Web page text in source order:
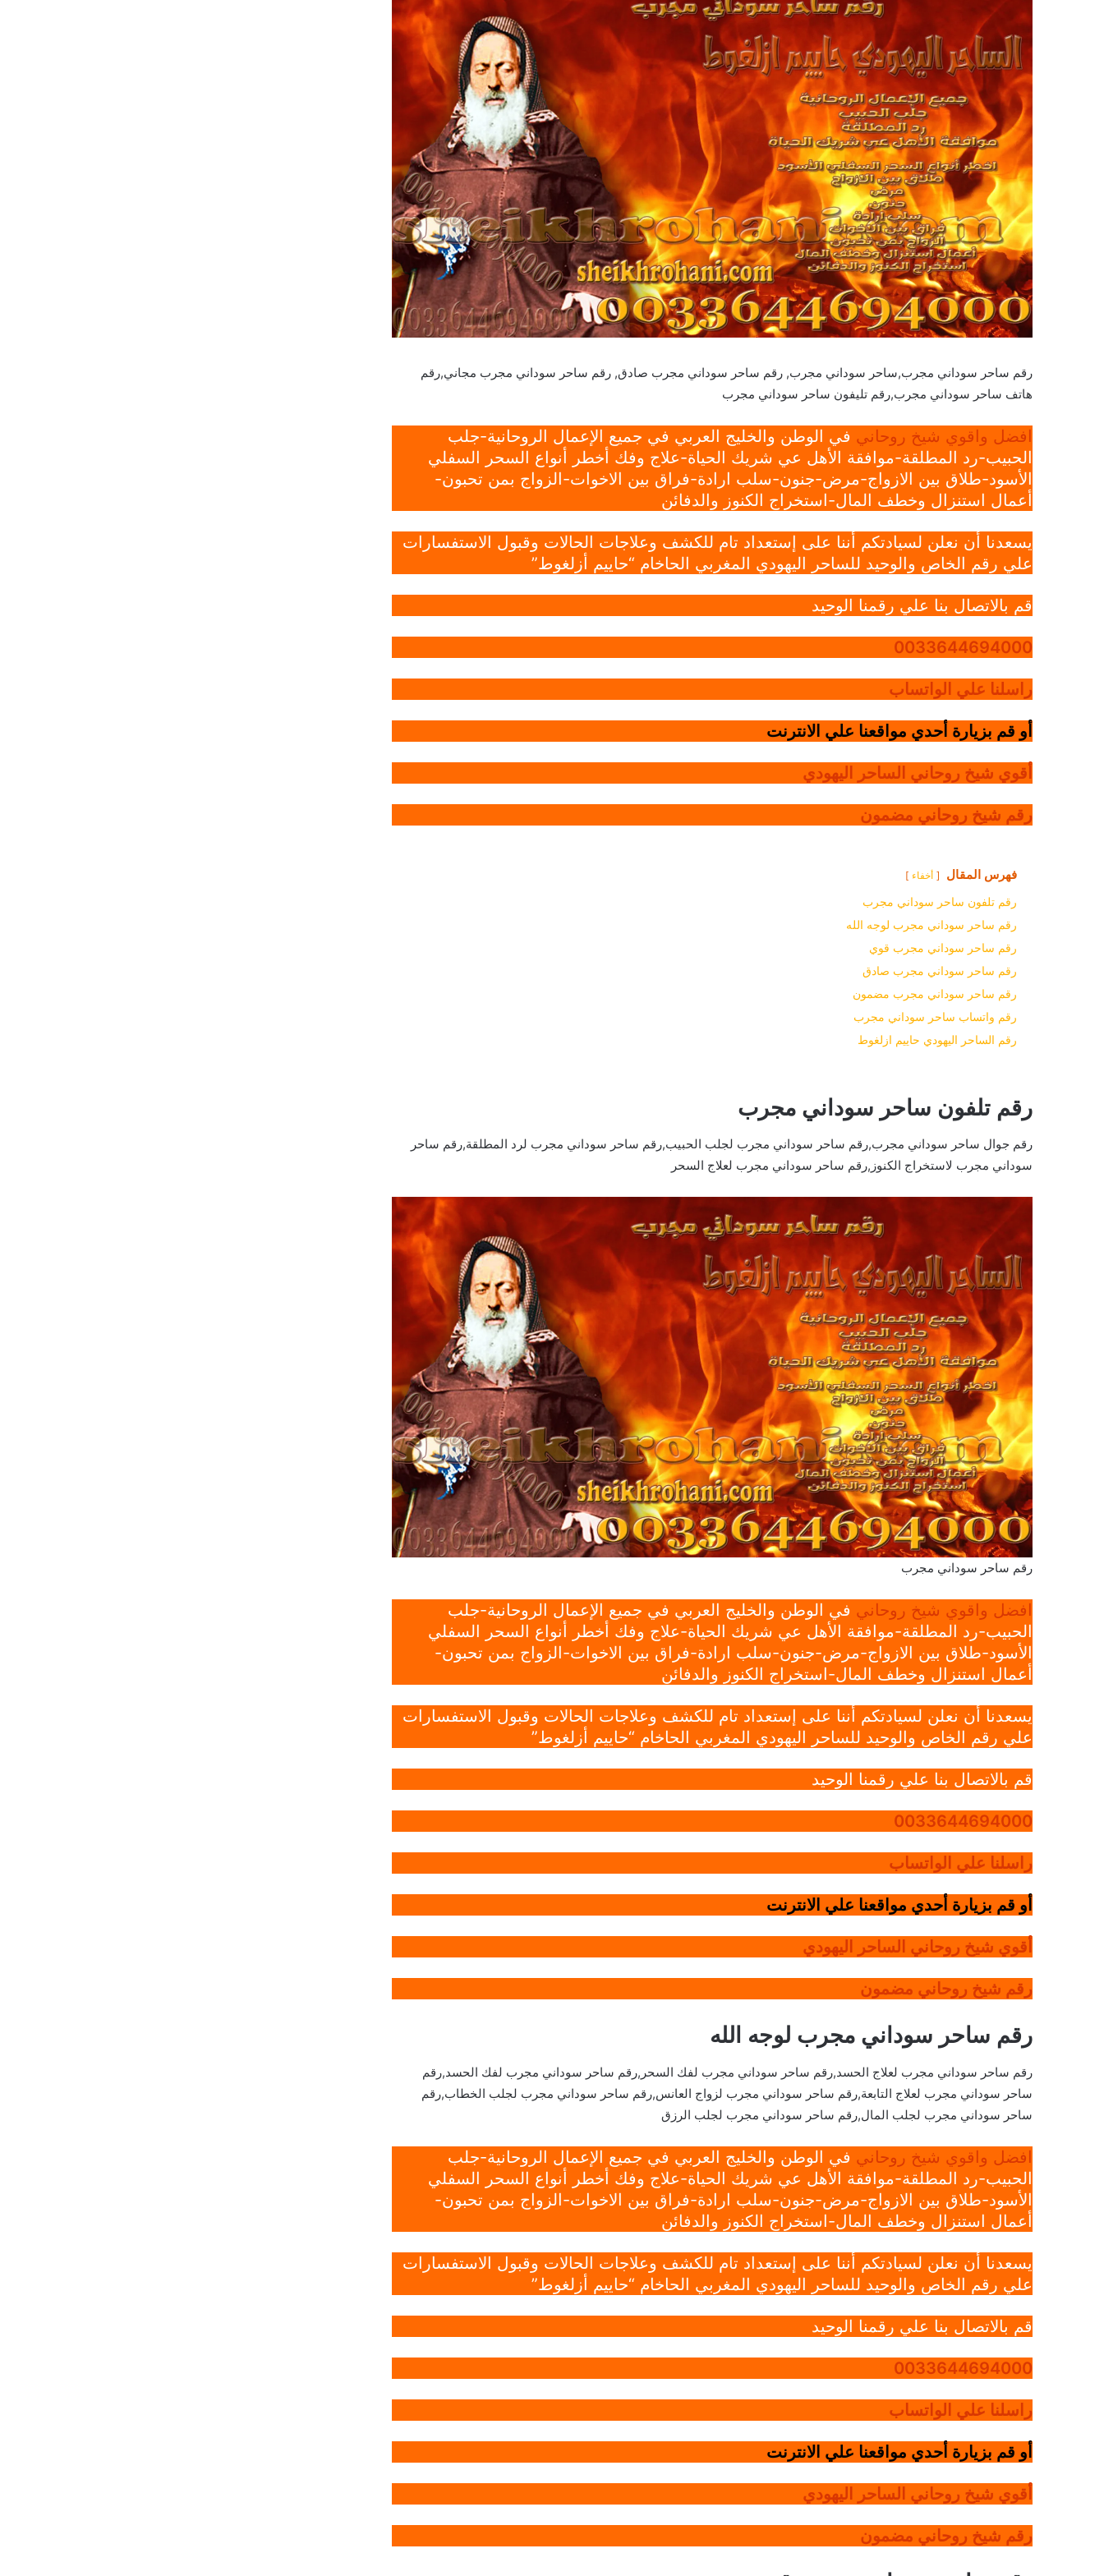
رقم ساحر سوداني مجرب,ساحر سوداني مجرب, رقم ساحر سوداني مجرب صادق, رقم ساحر سوداني مجرب مجاني,رقم
هاتف ساحر سوداني مجرب,رقم تليفون ساحر سوداني مجرب
افضل واقوي شيخ روحاني في الوطن والخليج العربي في جميع الإعمال الروحانية-جلب
الحبيب-رد المطلقة-موافقة الأهل عي شريك الحياة-علاج وفك أخطر أنواع السحر السفلي
الأسود-طلاق بين الازواج-مرض-جنون-سلب ارادة-فراق بين الاخوات-الزواج بمن تحبون-
أعمال استنزال وخطف المال-استخراج الكنوز والدفائن
يسعدنا أن نعلن لسيادتكم أننا على إستعداد تام للكشف وعلاجات الحالات وقبول الاستفسارات
علي رقم الخاص والوحيد للساحر اليهودي المغربي الحاخام “حاييم أزلغوط”
قم بالاتصال بنا علي رقمنا الوحيد
0033644694000
راسلنا علي الواتساب
أو قم بزيارة أحدي مواقعنا علي الانترنت
أقوي شيخ روحاني الساحر اليهودي
رقم شيخ روحاني مضمون
فهرس المقال أخفاء
رقم تلفون ساحر سوداني مجرب
رقم ساحر سوداني مجرب لوجه الله
رقم ساحر سوداني مجرب قوي
رقم ساحر سوداني مجرب صادق
رقم ساحر سوداني مجرب مضمون
رقم واتساب ساحر سوداني مجرب
رقم الساحر اليهودي حاييم ازلغوط
رقم تلفون ساحر سوداني مجرب
رقم جوال ساحر سوداني مجرب,رقم ساحر سوداني مجرب لجلب الحبيب,رقم ساحر سوداني مجرب لرد المطلقة,رقم ساحر
سوداني مجرب لاستخراج الكنوز,رقم ساحر سوداني مجرب لعلاج السحر
رقم ساحر سوداني مجرب
افضل واقوي شيخ روحاني في الوطن والخليج العربي في جميع الإعمال الروحانية-جلب
الحبيب-رد المطلقة-موافقة الأهل عي شريك الحياة-علاج وفك أخطر أنواع السحر السفلي
الأسود-طلاق بين الازواج-مرض-جنون-سلب ارادة-فراق بين الاخوات-الزواج بمن تحبون-
أعمال استنزال وخطف المال-استخراج الكنوز والدفائن
يسعدنا أن نعلن لسيادتكم أننا على إستعداد تام للكشف وعلاجات الحالات وقبول الاستفسارات
علي رقم الخاص والوحيد للساحر اليهودي المغربي الحاخام “حاييم أزلغوط”
قم بالاتصال بنا علي رقمنا الوحيد
0033644694000
راسلنا علي الواتساب
أو قم بزيارة أحدي مواقعنا علي الانترنت
أقوي شيخ روحاني الساحر اليهودي
رقم شيخ روحاني مضمون
رقم ساحر سوداني مجرب لوجه الله
رقم ساحر سوداني مجرب لعلاج الحسد,رقم ساحر سوداني مجرب لفك السحر,رقم ساحر سوداني مجرب لفك الحسد,رقم
ساحر سوداني مجرب لعلاج التابعة,رقم ساحر سوداني مجرب لزواج العانس,رقم ساحر سوداني مجرب لجلب الخطاب,رقم
ساحر سوداني مجرب لجلب المال,رقم ساحر سوداني مجرب لجلب الرزق
افضل واقوي شيخ روحاني في الوطن والخليج العربي في جميع الإعمال الروحانية-جلب
الحبيب-رد المطلقة-موافقة الأهل عي شريك الحياة-علاج وفك أخطر أنواع السحر السفلي
الأسود-طلاق بين الازواج-مرض-جنون-سلب ارادة-فراق بين الاخوات-الزواج بمن تحبون-
أعمال استنزال وخطف المال-استخراج الكنوز والدفائن
يسعدنا أن نعلن لسيادتكم أننا على إستعداد تام للكشف وعلاجات الحالات وقبول الاستفسارات
علي رقم الخاص والوحيد للساحر اليهودي المغربي الحاخام “حاييم أزلغوط”
قم بالاتصال بنا علي رقمنا الوحيد
0033644694000
راسلنا علي الواتساب
أو قم بزيارة أحدي مواقعنا علي الانترنت
أقوي شيخ روحاني الساحر اليهودي
رقم شيخ روحاني مضمون